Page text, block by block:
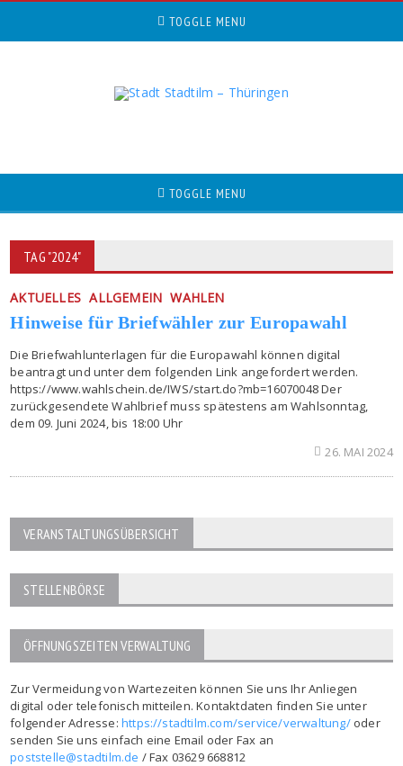
TOGGLE MENU
TOGGLE MENU
TAG "2024"
AKTUELLES ALLGEMEIN WAHLEN
Hinweise für Briefwähler zur Europawahl
Die Briefwahlunterlagen für die Europawahl können digital
beantragt und unter dem folgenden Link angefordert werden.
https://www.wahlschein.de/IWS/start.do?mb=16070048 Der
zurückgesendete Wahlbrief muss spätestens am Wahlsonntag,
dem 09. Juni 2024, bis 18:00 Uhr
26. MAI 2024
VERANSTALTUNGSÜBERSICHT
STELLENBÖRSE
ÖFFNUNGSZEITEN VERWALTUNG
Zur Vermeidung von Wartezeiten können Sie uns Ihr Anliegen
digital oder telefonisch mitteilen. Kontaktdaten finden Sie unter
folgender Adresse: https://stadtilm.com/service/verwaltung/oder
senden Sie uns einfach eine Email oder Fax an
poststelle@stadtilm.de / Fax 03629 668812